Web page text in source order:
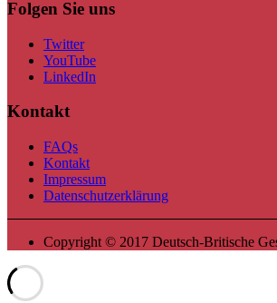
Folgen Sie uns
Twitter
YouTube
LinkedIn
Kontakt
FAQs
Kontakt
Impressum
Datenschutzerklärung
Copyright © 2017 Deutsch-Britische